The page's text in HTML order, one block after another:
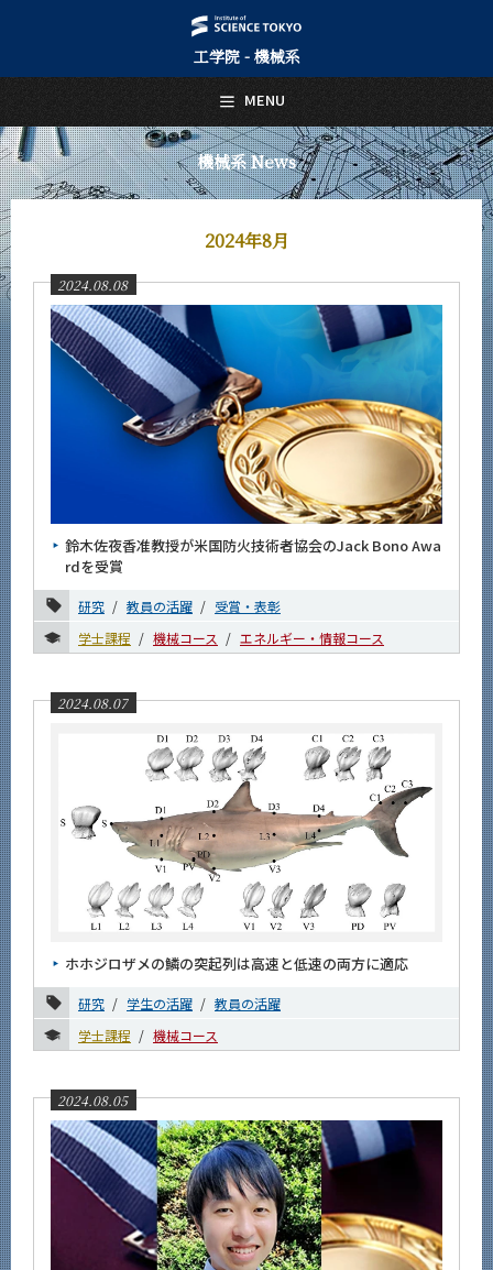
工学院 - 機械系
機械系 News
2024年8月
2024.08.08
鈴木佐夜香准教授が米国防火技術者協会のJack Bono Awa
rdを受賞
研究 教員の活躍
受賞・表彰
学士課程
機械コース エネルギー・情報コース
2024.08.07
ホホジロザメの鱗の突起列は高速と低速の両方に適応
研究 学生の活躍
教員の活躍
学士課程
機械コース
2024.08.05
MENU
日本語 English
トップページ
Top Page
機械系について
About Us
教員・研究室
Faculty and Laboratories
未来
Future
News 一覧
カテゴリ別
課程別
2026年
12月
10月
8月
6月
5月
3月
2月
1月
2023年
2022年